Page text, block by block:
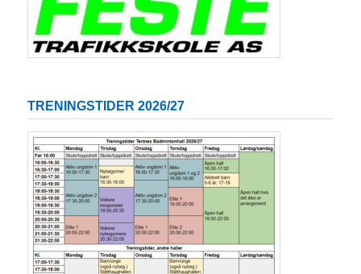
TRENINGSTIDER 2026/27